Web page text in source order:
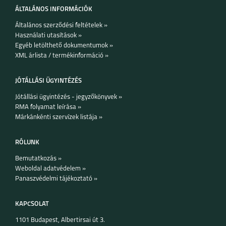
ÁLTALÁNOS INFORMÁCIÓK
Általános szerződési feltételek »
Használati utasítások »
Egyéb letölthető dokumentumok »
XML árlista / termékinformáció »
JÓTÁLLÁSI ÜGYINTÉZÉS
Jótállási ügyintézés - jegyzőkönyvek »
RMA folyamat leírása »
Márkánkénti szervízek listája »
RÓLUNK
Bemutatkozás »
Weboldal adatvédelem »
Panaszvédelmi tájékoztató »
KAPCSOLAT
1101 Budapest, Albertirsai út 3.